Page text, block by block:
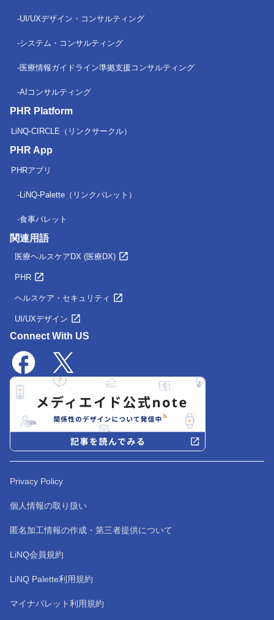
UI/UXデザイン・コンサルティング
システム・コンサルティング
医療情報ガイドライン準拠支援コンサルティング
AIコンサルティング
PHR Platform
LiNQ-CIRCLE（リンクサークル）
PHR App
PHRアプリ
LiNQ-Palette（リンクパレット）
食事パレット
関連用語
医療ヘルスケアDX (医療DX)
PHR
ヘルスケア・セキュリティ
UI/UXデザイン
Connect With US
Privacy Policy
個人情報の取り扱い
匿名加工情報の作成・第三者提供について
LiNQ会員規約
LiNQ Palette利用規約
マイナパレット利用規約